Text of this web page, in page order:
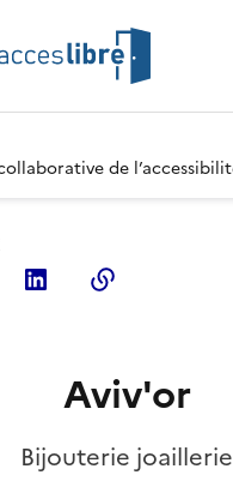
de
X (anciennement Twitter)
Linkedin
Aviv'or
Bijouterie joaillerie